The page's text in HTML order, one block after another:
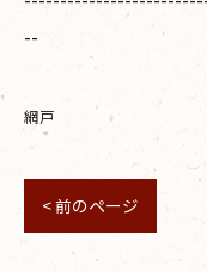
--
網戸
< 前のページ